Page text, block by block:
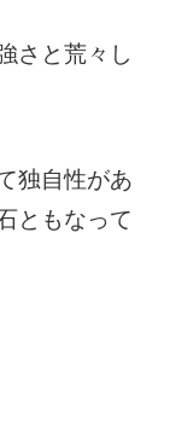
さと荒々し
独自性があ
ともなって